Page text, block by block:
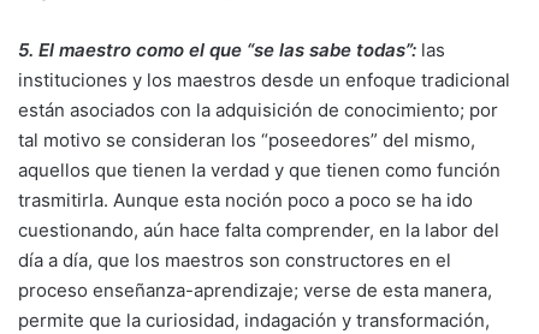
5. El maestro como el que “se las sabe todas”: las
instituciones y los maestros desde un enfoque tradicional
están asociados con la adquisición de conocimiento; por
tal motivo se consideran los “poseedores” del mismo,
aquellos que tienen la verdad y que tienen como función
trasmitirla. Aunque esta noción poco a poco se ha ido
cuestionando, aún hace falta comprender, en la labor del
día a día, que los maestros son constructores en el
proceso enseñanza-aprendizaje; verse de esta manera,
permite que la curiosidad, indagación y transformación,